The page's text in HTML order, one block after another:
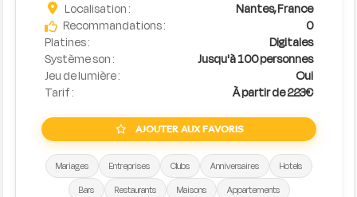
de prix
Localisation :
Nantes, France
Recommandations :
0
Platines :
Digitales
Système son :
Jusqu'à 100 personnes
Jeu de lumière :
Oui
Tarif :
À partir de 223€
AJOUTER AUX FAVORIS
Mariages Entreprises Clubs Anniversaires
Hotels
Bars
Restaurants Maisons
Appartements